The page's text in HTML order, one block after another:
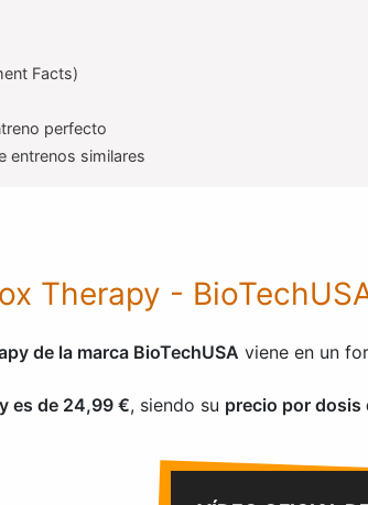
Facts)
perfecto
entrenos similares
Therapy -
de la marca BioTechUSA viene en un
es de 24,99 €, siendo su precio por dosis